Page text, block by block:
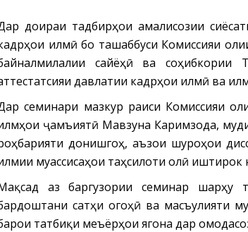
доираи тадбирҳои амалисозии
илмӣ бо ташаббуси Комиссияи
сайёҳӣ ва
давлатии кадрҳои илмӣ ва
семинари мазкур раиси Комиссияи
ҷамъиятӣ Мавзуна Каримзода,
донишгоҳ, аъзои шуроҳои
муассисаҳои таҳсилоти олӣ иштирок
аз баргузории семинар шарҳу
сатҳи огоҳӣ ва масъулияти
татбиқи меъёрҳои ягона дар